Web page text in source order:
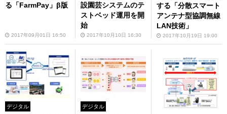
る「FarmPay」β版
2017年09月01日 16:50
設園芸システムのテ
ストベッド運用を開
始
2017年10月10日 16:30
する「分散スマート
アンテナ型協調無線
LAN技術」
2017年10月19日 19:00
デジタル デジタル